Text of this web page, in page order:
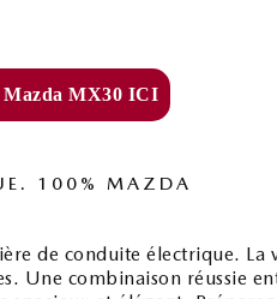
MX30 ICI
100% MAZDA
de conduite électrique. La
Une combinaison réussie